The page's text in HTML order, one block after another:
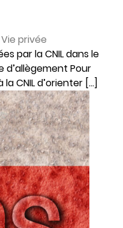
Vie privée
par la CNIL dans le
Pour
CNIL d’orienter […]